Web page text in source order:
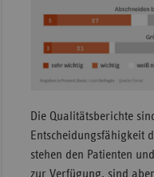
Die Qualitätsberichte
Entscheidungsfähigkeit
stehen den Patienten
zur Verfügung, sind